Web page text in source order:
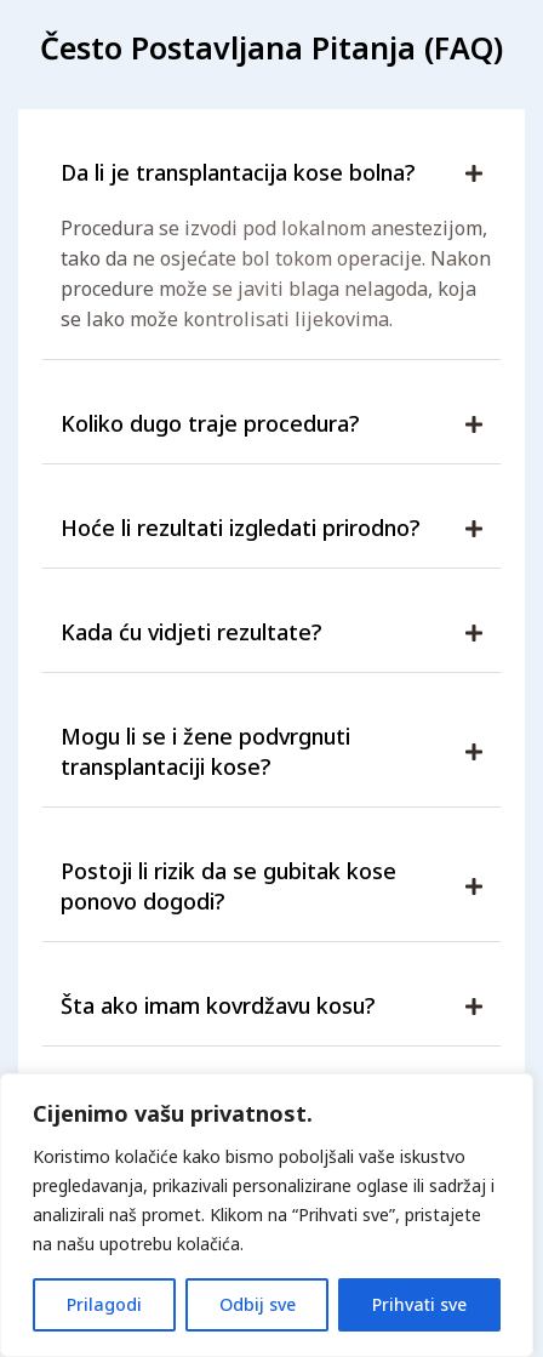
Cijenimo vašu privatnost.
Koristimo kolačiće kako bismo poboljšali vaše iskustvo
pregledavanja, prikazivali personalizirane oglase ili sadržaj i
analizirali naš promet. Klikom na “Prihvati sve”, pristajete
na našu upotrebu kolačića.
Prilagodi Odbij sve Prihvati sve
Često Postavljana Pitanja (FAQ)
Da li je transplantacija kose bolna?
Procedura se izvodi pod lokalnom anestezijom,
tako da ne osjećate bol tokom operacije. Nakon
procedure može se javiti blaga nelagoda, koja
se lako može kontrolisati lijekovima.
Koliko dugo traje procedura?
Hoće li rezultati izgledati prirodno?
Kada ću vidjeti rezultate?
Mogu li se i žene podvrgnuti
transplantaciji kose?
Postoji li rizik da se gubitak kose
ponovo dogodi?
Šta ako imam kovrdžavu kosu?
Postoje li starosna ograničenja?
Kako Da Započnem Proces?
Vatanmed Klinika